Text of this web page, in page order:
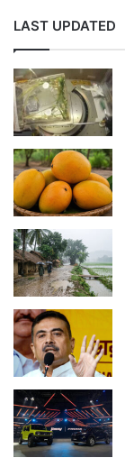
LAST UPDATED